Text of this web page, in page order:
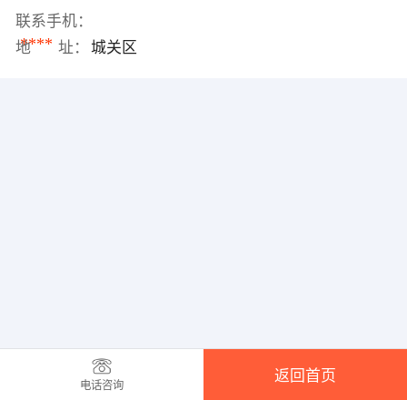
联系手机：
****
地 址： 城关区
电话咨询
返回首页